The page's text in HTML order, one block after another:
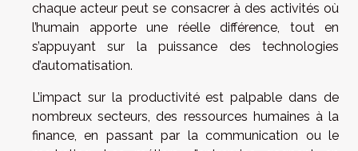
chaque acteur peut se consacrer à des activités où
l’humain apporte une réelle différence, tout en
s’appuyant sur la puissance des technologies
d’automatisation.
L’impact sur la productivité est palpable dans de
nombreux secteurs, des ressources humaines à la
finance, en passant par la communication ou le